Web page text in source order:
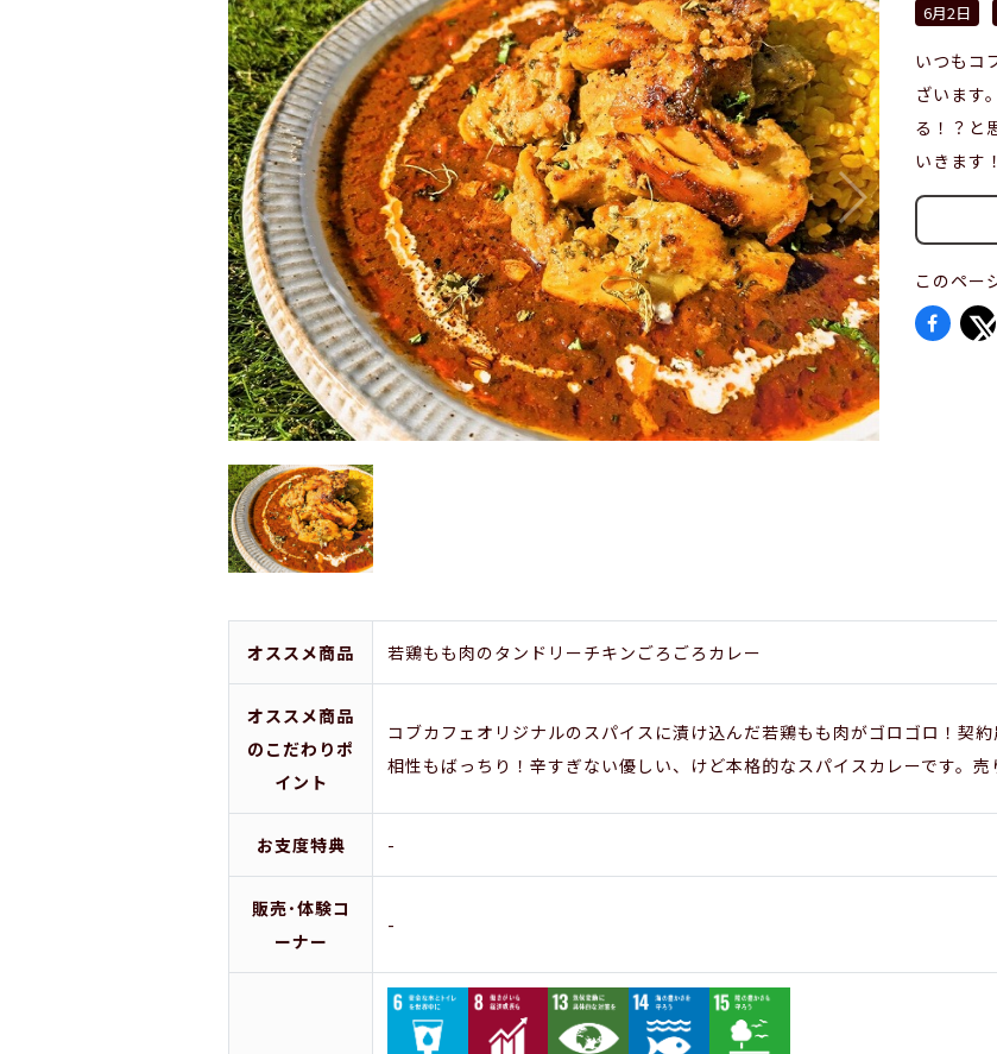
6月2日
いつもコ
ざいます
る！？と
いきます
このペー
オススメ商品 若鶏もも肉のタンドリーチキンごろごろカレー
オススメ商品
のこだわりポ
イント
コブカフェオリジナルのスパイスに漬け込んだ若鶏もも肉がゴロゴロ！契
相性もばっちり！辛すぎない優しい、けど本格的なスパイスカレーです。売
お支度特典 -
販売･体験コ
ーナー
-